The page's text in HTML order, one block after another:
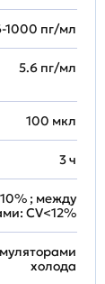
1000 пг/мл
5.6 пг/мл
100 мкл
3 ч
; между
CV<12%
холода